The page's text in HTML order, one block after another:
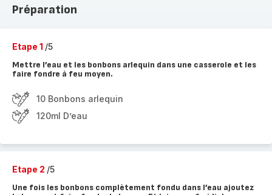
Préparation
Etape 1 /5
Mettre l’eau et les bonbons arlequin dans une casserole et les
faire fondre à feu moyen.
10 Bonbons arlequin
120ml D’eau
Etape 2 /5
Une fois les bonbons complètement fondu dans l’eau ajoutez